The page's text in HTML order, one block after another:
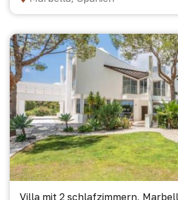
Villa mit 2 schlafzimmern,